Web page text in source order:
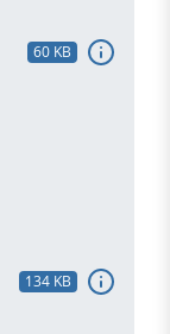
60 KB
134 KB